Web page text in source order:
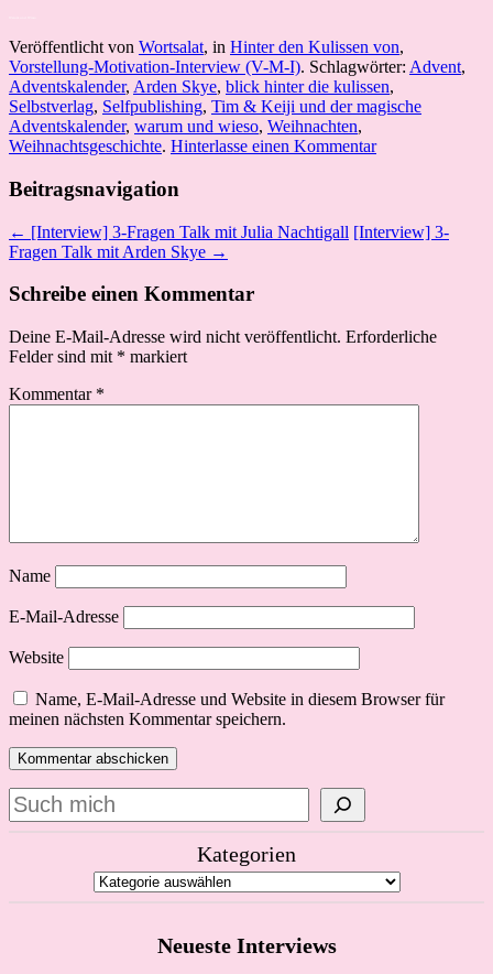
Veröffentlicht von Wortsalat, in Hinter den Kulissen von,
Vorstellung-Motivation-Interview (V-M-I). Schlagwörter: Advent,
Adventskalender, Arden Skye, blick hinter die kulissen,
Selbstverlag, Selfpublishing, Tim & Keiji und der magische
Adventskalender, warum und wieso, Weihnachten,
Weihnachtsgeschichte. Hinterlasse einen Kommentar
Beitragsnavigation
← [Interview] 3-Fragen Talk mit Julia Nachtigall [Interview] 3-
Fragen Talk mit Arden Skye →
Schreibe einen Kommentar
Deine E-Mail-Adresse wird nicht veröffentlicht. Erforderliche
Felder sind mit * markiert
Kommentar *
Name
E-Mail-Adresse
Website
Name, E-Mail-Adresse und Website in diesem Browser für
meinen nächsten Kommentar speichern.
Suchen
Kategorien
Neueste Interviews